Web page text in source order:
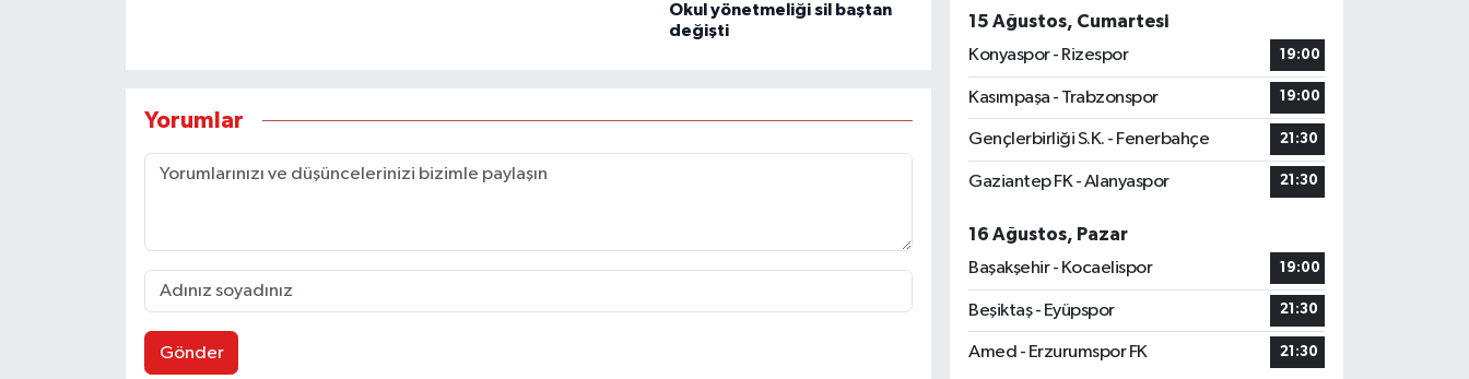
Okul yönetmeliği sil baştan
değişti
Yorumlar
Gönder
15 Ağustos, Cumartesi
Konyaspor - Rizespor
19:00
Kasımpaşa - Trabzonspor 19:00
Gençlerbirliği S.K. - Fenerbahçe 21:30
Gaziantep FK - Alanyaspor 21:30
16 Ağustos, Pazar
Başakşehir - Kocaelispor
19:00
Beşiktaş - Eyüpspor 21:30
Amed - Erzurumspor FK 21:30